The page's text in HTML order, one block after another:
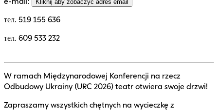
Kliknij aby zobaczyć adres email
тел. 519 155 636
тел. 609 533 232
W ramach Międzynarodowej Konferencji na rzecz
Odbudowy Ukrainy (URC 2026) teatr otwiera swoje drzwi!
Zapraszamy wszystkich chętnych na wycieczkę z